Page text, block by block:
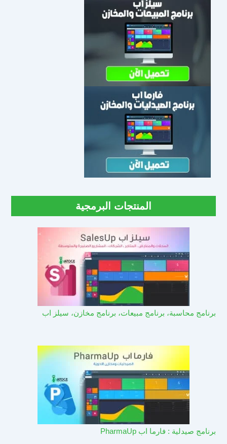
المنتجات البرمجية
برنامج محاسبة، برنامج مبيعات، برنامج مخازن، سيلز اب
برنامج صيدلية : فارما اب PharmaUp​